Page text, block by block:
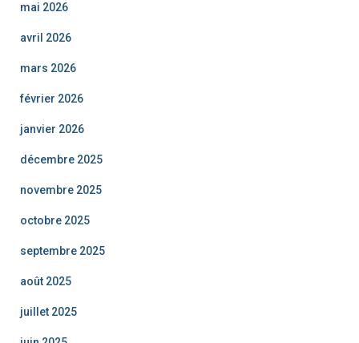
mai 2026
avril 2026
mars 2026
février 2026
janvier 2026
décembre 2025
novembre 2025
octobre 2025
septembre 2025
août 2025
juillet 2025